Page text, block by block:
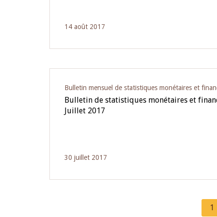
14 août 2017
Bulletin mensuel de statistiques monétaires et
Bulletin de statistiques monétaires et
Juillet 2017
30 juillet 2017
1